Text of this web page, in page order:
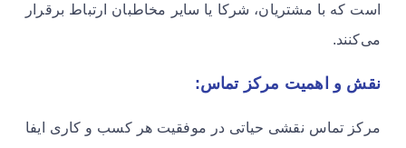
است که با مشتریان، شرکا یا سایر مخاطبان ارتباط برقرار
می‌کنند.
نقش و اهمیت مرکز تماس:
مرکز تماس نقشی حیاتی در موفقیت هر کسب و کاری ایفا